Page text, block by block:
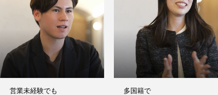
営業未経験でも
多国籍で